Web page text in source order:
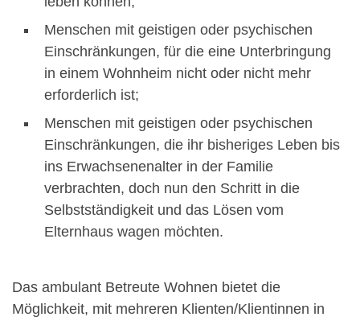
Menschen mit geistigen oder psychischen
Einschränkungen, für die eine Unterbringung
in einem Wohnheim nicht oder nicht mehr
erforderlich ist;
Menschen mit geistigen oder psychischen
Einschränkungen, die ihr bisheriges Leben bis
ins Erwachsenenalter in der Familie
verbrachten, doch nun den Schritt in die
Selbstständigkeit und das Lösen vom
Elternhaus wagen möchten.
Das ambulant Betreute Wohnen bietet die
Möglichkeit, mit mehreren Klienten/Klientinnen in